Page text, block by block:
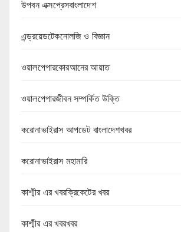
উপবন এক্সপ্রেসবাংলাদেশ
এন্ড্রয়েডটেকনোলজি ও বিজ্ঞান
ওয়ালপেপারকোরআনের আয়াত
ওয়ালপেপারজীবন সম্পর্কিত উক্তি
করোনাভাইরাস আপডেট বাংলাদেশখবর
করোনাভাইরাস মহামারি
কাশ্মীর এর খবরক্রিকেটের খবর
কাশ্মীর এর খবরখবর